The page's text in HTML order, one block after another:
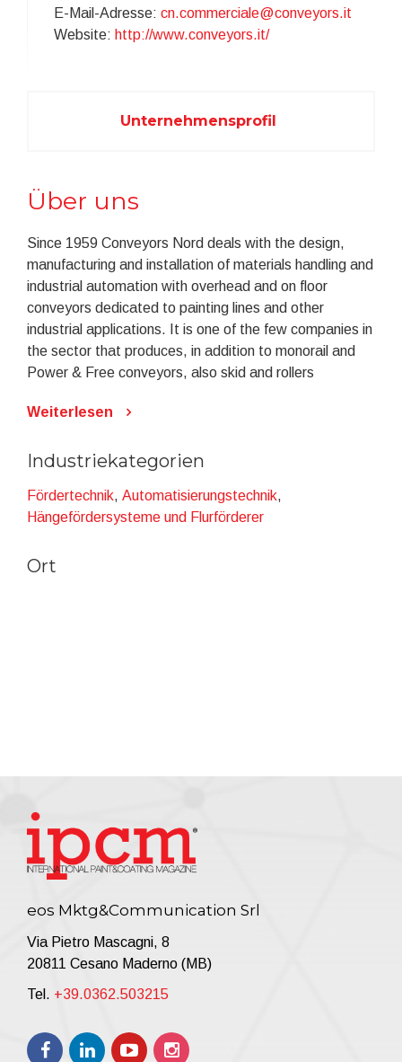
E-Mail-Adresse: cn.commerciale@conveyors.it
Website: http://www.conveyors.it/
Unternehmensprofil
Über uns
Since 1959 Conveyors Nord deals with the design,
manufacturing and installation of materials handling and
industrial automation with overhead and on floor
conveyors dedicated to painting lines and other
industrial applications. It is one of the few companies in
the sector that produces, in addition to monorail and
Power & Free conveyors, also skid and rollers
provide the most suitable solution.
Weiterlesen
Industriekategorien
Fördertechnik, Automatisierungstechnik,
Hängefördersysteme und Flurförderer
Ort
eos Mktg&Communication Srl
Via Pietro Mascagni, 8
20811 Cesano Maderno (MB)
Tel. +39.0362.503215